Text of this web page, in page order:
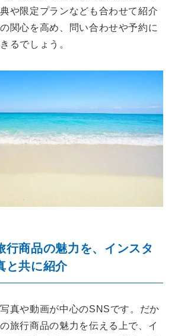
や限定プランなども合わせて紹介
関心を高め、問い合わせや予約に
るでしょう。
行商品の魅力を、インスタ
と共に紹介
真や動画が中心のSNSです。だか
旅行商品の魅力を伝える上で、イ